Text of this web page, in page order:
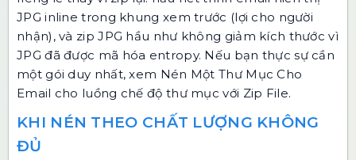
JPG inline trong khung xem trước (lợi cho người
nhận), và zip JPG hầu như không giảm kích thước vì
JPG đã được mã hóa entropy. Nếu bạn thực sự cần
một gói duy nhất, xem Nén Một Thư Mục Cho
Email cho luồng chế độ thư mục với Zip File.
KHI NÉN THEO CHẤT LƯỢNG KHÔNG
ĐỦ